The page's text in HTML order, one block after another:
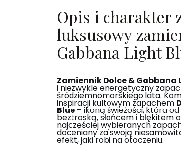
Opis i charakter
luksusowy
Gabbana Light
Zamiennik Dolce & Gabbana
i niezwykle energetyczny
śródziemnomorskiego lata.
inspiracji kultowym zapachem
Blue– ikoną świeżości, która
beztroską, słońcem i błękitem
najczęściej wybieranych
doceniany za swoją
efekt, jaki robi na otoczeniu.